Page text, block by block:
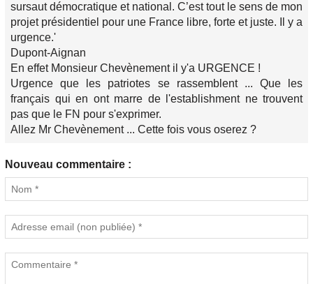
sursaut démocratique et national. C’est tout le sens de mon
projet présidentiel pour une France libre, forte et juste. Il y a
urgence.'
Dupont-Aignan
En effet Monsieur Chevènement il y'a URGENCE !
Urgence que les patriotes se rassemblent ... Que les
français qui en ont marre de l'establishment ne trouvent
pas que le FN pour s'exprimer.
Allez Mr Chevènement ... Cette fois vous oserez ?
Nouveau commentaire :